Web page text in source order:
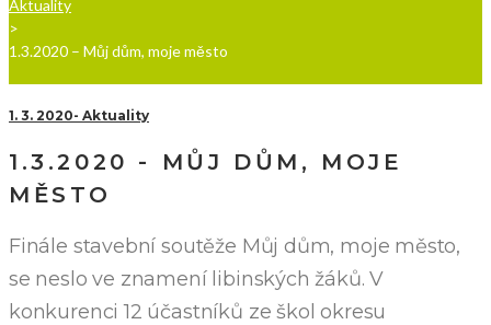
Aktuality
>
1.3.2020 – Můj dům, moje město
1. 3. 2020 Aktuality
1.3.2020 - MŮJ DŮM, MOJE
MĚSTO
Finále stavební soutěže Můj dům, moje město,
se neslo ve znamení libinských žáků. V
konkurenci 12 účastníků ze škol okresu